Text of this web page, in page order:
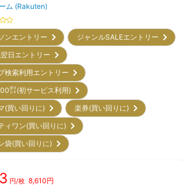
ム (Rakuten)
ンエントリー
ジャンルSALEエントリー
翌日エントリー
検索利用エントリー
㌽(初サービス利用)
(買い回りに)
楽券(買い回りに)
ィワン(買い回りに)
袋(買い回りに)
円/枚 8,610円